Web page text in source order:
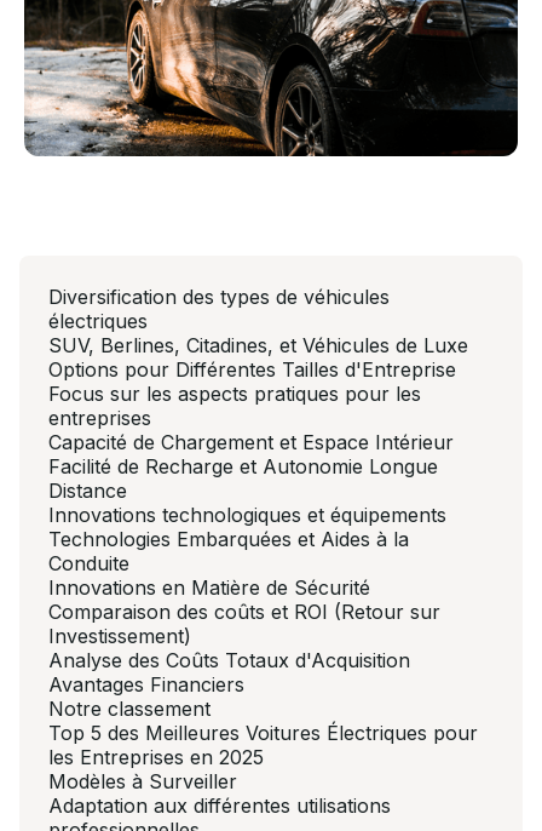
Diversification des types de véhicules
électriques
SUV, Berlines, Citadines, et Véhicules de Luxe
Options pour Différentes Tailles d'Entreprise
Focus sur les aspects pratiques pour les
entreprises
Capacité de Chargement et Espace Intérieur
Facilité de Recharge et Autonomie Longue
Distance
Innovations technologiques et équipements
Technologies Embarquées et Aides à la
Conduite
Innovations en Matière de Sécurité
Comparaison des coûts et ROI (Retour sur
Investissement)
Analyse des Coûts Totaux d'Acquisition
Avantages Financiers
Notre classement
Top 5 des Meilleures Voitures Électriques pour
les Entreprises en 2025
Modèles à Surveiller
Adaptation aux différentes utilisations